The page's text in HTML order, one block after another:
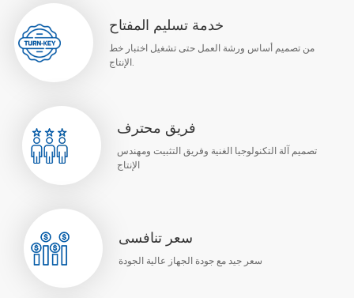
خدمة تسليم المفتاح
من تصميم أساس ورشة العمل حتى تشغيل اختبار خط
الإنتاج.
فريق محترف
تصميم آلة التكنولوجيا الغنية وفريق التثبيت ومهندس
الإنتاج
سعر تنافسى
سعر جيد مع جودة الجهاز عالية الجودة